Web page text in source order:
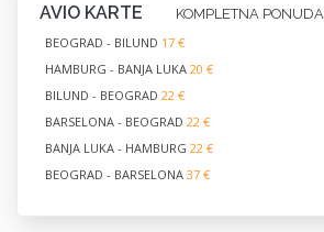
AVIO KARTE
KOMPLETNA PONUDA
BEOGRAD - BILUND 17 €
HAMBURG - BANJA LUKA 20 €
BILUND - BEOGRAD 22 €
BARSELONA - BEOGRAD 22 €
BANJA LUKA - HAMBURG 22 €
BEOGRAD - BARSELONA 37 €